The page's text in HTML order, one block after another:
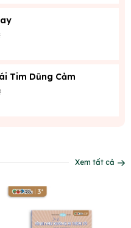
Tim Dũng Cảm
Xem tất cả